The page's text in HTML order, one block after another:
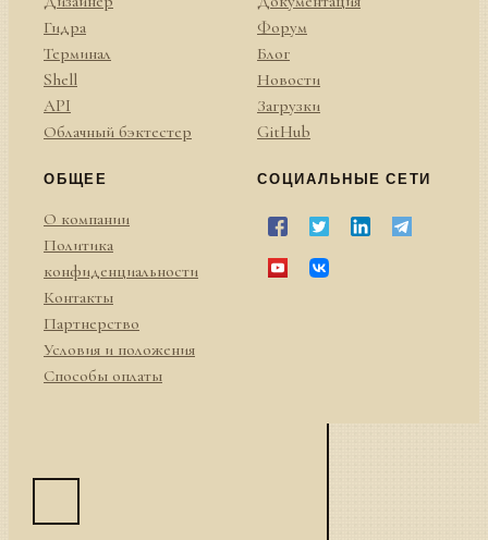
Гидра
Терминал
Shell
API
Облачный бэктестер
Форум
Блог
Новости
Загрузки
GitHub
ОБЩЕЕ
О компании
Политика
конфиденциальности
Контакты
Партнерство
Условия и положения
Способы оплаты
СОЦИАЛЬНЫЕ СЕТИ